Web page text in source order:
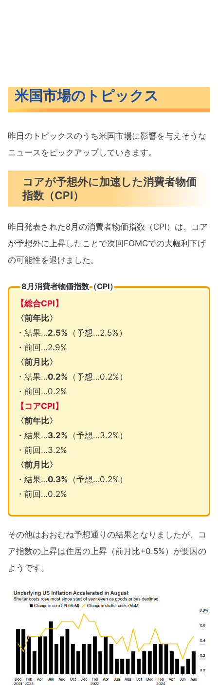
米国市場のトピックス
昨日のトピックスのうち米国市場に影響を与えそうな
ニュースをピックアップしていきます。
コアが予想外に加速した消費者物価
指数（CPI）
昨日発表された8月の消費者物価指数（CPI）は、コア
が予想外に上昇したことで次回FOMCでの大幅利下げ
の可能性を退けました。
8月消費者物価指数（CPI）
【総合CPI】
〈前年比〉
・結果…2.5% （予想…2.5%）
・前回…2.9%
〈前月比〉
・結果…0.2% （予想…0.2%）
・前回…0.2%
【コアCPI】
〈前年比〉
・結果…3.2% （予想…3.2%）
・前回…3.2%
〈前月比〉
・結果…0.3% （予想…0.2%）
・前回…0.2%
その他はおおむね予想通りの結果となりましたが、コ
ア指数の上昇は住居の上昇（前月比+0.5%）が要因の
ようです。